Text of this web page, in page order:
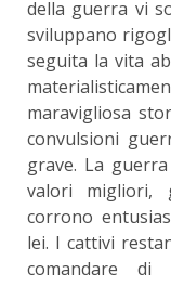
della guerra vi
sviluppano
seguita la vita
maravigliosa
convulsioni
grave. La
valori migliori,
corrono
lei. I cattivi
comandare